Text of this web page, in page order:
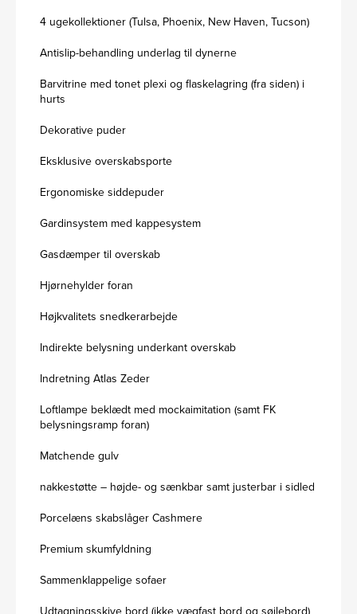
4 ugekollektioner (Tulsa, Phoenix, New Haven, Tucson)
Antislip-behandling underlag til dynerne
Barvitrine med tonet plexi og flaskelagring (fra siden) i
hurts
Dekorative puder
Eksklusive overskabsporte
Ergonomiske siddepuder
Gardinsystem med kappesystem
Gasdæmper til overskab
Hjørnehylder foran
Højkvalitets snedkerarbejde
Indirekte belysning underkant overskab
Indretning Atlas Zeder
Loftlampe beklædt med mockaimitation (samt FK
belysningsramp foran)
Matchende gulv
nakkestøtte – højde- og sænkbar samt justerbar i sidled
Porcelæns skabslåger Cashmere
Premium skumfyldning
Sammenklappelige sofaer